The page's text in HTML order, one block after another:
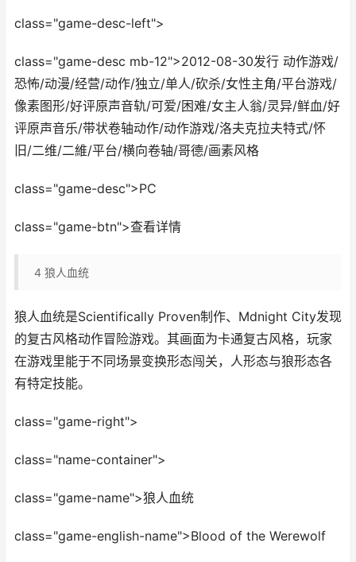
class="game-desc-left">
class="game-desc mb-12">2012-08-30发行 动作游戏/
恐怖/动漫/经营/动作/独立/单人/砍杀/女性主角/平台游戏/
像素图形/好评原声音轨/可爱/困难/女主人翁/灵异/鲜血/好
评原声音乐/带状卷轴动作/动作游戏/洛夫克拉夫特式/怀
旧/二维/二維/平台/横向卷轴/哥德/画素风格
class="game-desc">PC
class="game-btn">查看详情
4 狼人血统
狼人血统是Scientifically Proven制作、Mdnight City发现
的复古风格动作冒险游戏。其画面为卡通复古风格，玩家
在游戏里能于不同场景变换形态闯关，人形态与狼形态各
有特定技能。
class="game-right">
class="name-container">
class="game-name">狼人血统
class="game-english-name">Blood of the Werewolf